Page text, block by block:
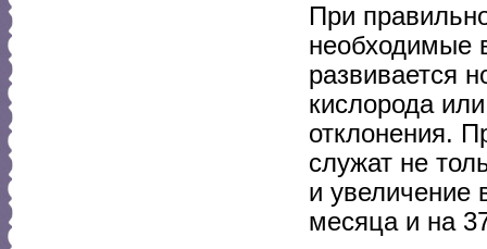
При
необходимые
развивается
кислорода
отклонения.
служат не
и увеличение
месяца и на